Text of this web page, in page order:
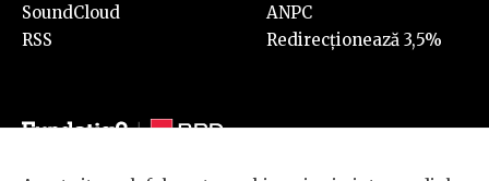
SoundCloud
RSS
ANPC
Redirecționează 3,5%